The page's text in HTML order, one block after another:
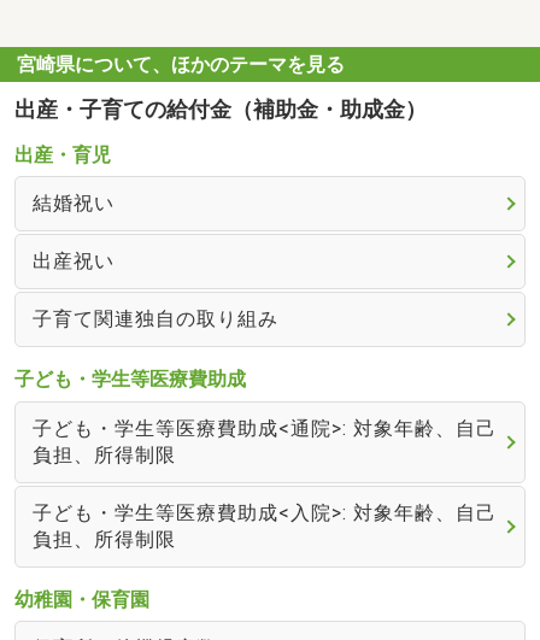
宮崎県について、ほかのテーマを見る
出産・子育ての給付金（補助金・助成金）
出産・育児
結婚祝い
出産祝い
子育て関連独自の取り組み
子ども・学生等医療費助成
子ども・学生等医療費助成<通院>: 対象年齢、自己
負担、所得制限
子ども・学生等医療費助成<入院>: 対象年齢、自己
負担、所得制限
幼稚園・保育園